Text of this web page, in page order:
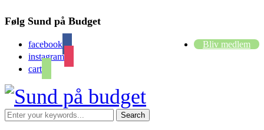
Følg Sund på Budget
facebook
instagram
cart
Bliv medlem